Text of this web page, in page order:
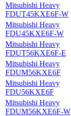
Mitsubishi Heavy
FDUT45KXE6F-W
Mitsubishi Heavy
FDU45KXE6F-W
Mitsubishi Heavy
FDUT56KXE6F-E
Mitsubishi Heavy
FDUM56KXE6F
Mitsubishi Heavy
FDU56KXE6F
Mitsubishi Heavy
FDUM56KXE6F-W